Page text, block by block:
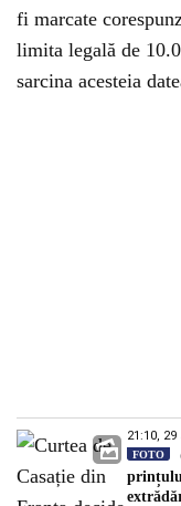
fi marcate
limita legală de
sarcina acesteia
21:10,
FOTO